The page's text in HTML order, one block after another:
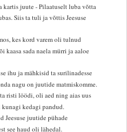
kartis juute - Pilaatuselt luba võtta
Siis ta tuli ja võttis Jeesuse
kes kord varem oli tulnud
kaasa sada naela mürri ja aaloe
ihu ja mähkisid ta surilinadesse
nagu on juutide matmiskomme.
risti löödi, oli aed ning aias uus
kedagi pandud.
Jeesuse juutide pühade
see haud oli lähedal.